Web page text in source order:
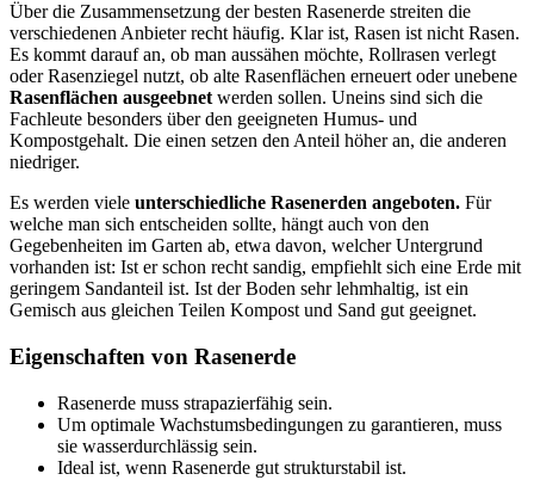
Über die Zusammensetzung der besten Rasenerde streiten die
verschiedenen Anbieter recht häufig. Klar ist, Rasen ist nicht Rasen.
Es kommt darauf an, ob man aussähen möchte, Rollrasen verlegt
oder Rasenziegel nutzt, ob alte Rasenflächen erneuert oder unebene
Rasenflächen ausgeebnet werden sollen. Uneins sind sich die
Fachleute besonders über den geeigneten Humus- und
Kompostgehalt. Die einen setzen den Anteil höher an, die anderen
niedriger.
Es werden viele unterschiedliche Rasenerden angeboten. Für
welche man sich entscheiden sollte, hängt auch von den
Gegebenheiten im Garten ab, etwa davon, welcher Untergrund
vorhanden ist: Ist er schon recht sandig, empfiehlt sich eine Erde mit
geringem Sandanteil ist. Ist der Boden sehr lehmhaltig, ist ein
Gemisch aus gleichen Teilen Kompost und Sand gut geeignet.
Eigenschaften von Rasenerde
Rasenerde muss strapazierfähig sein.
Um optimale Wachstumsbedingungen zu garantieren, muss
sie wasserdurchlässig sein.
Ideal ist, wenn Rasenerde gut strukturstabil ist.